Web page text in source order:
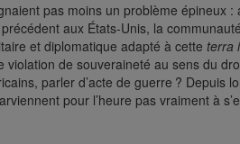
pas moins un problème épineux
aux États-Unis, la
et diplomatique adapté à cette terra
de souveraineté au sens du
parler d’acte de guerre ? Depuis
pour l’heure pas vraiment à